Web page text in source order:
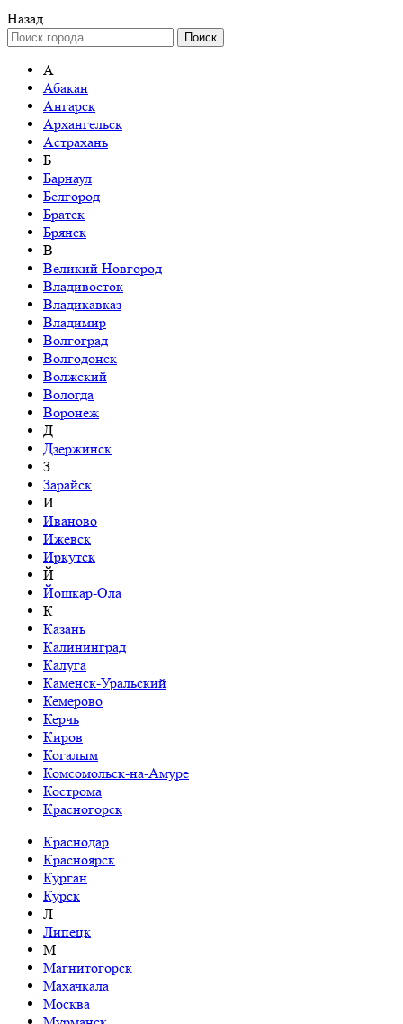
Назад
Поиск
А
Абакан
Ангарск
Архангельск
Астрахань
Б
Барнаул
Белгород
Братск
Брянск
В
Великий Новгород
Владивосток
Владикавказ
Владимир
Волгоград
Волгодонск
Волжский
Вологда
Воронеж
Д
Дзержинск
З
Зарайск
И
Иваново
Ижевск
Иркутск
Й
Йошкар-Ола
К
Казань
Калининград
Калуга
Каменск-Уральский
Кемерово
Керчь
Киров
Когалым
Комсомольск-на-Амуре
Кострома
Красногорск
Краснодар
Красноярск
Курган
Курск
Л
Липецк
М
Магнитогорск
Махачкала
Москва